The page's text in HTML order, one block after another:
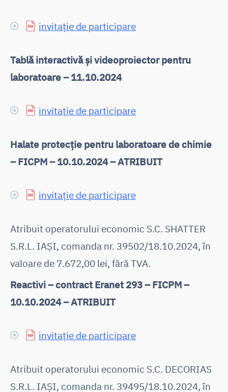
invitație de participare
Tablă interactivă și videoproiector pentru
laboratoare – 11.10.2024
invitație de participare
Halate protecție pentru laboratoare de chimie
– FICPM – 10.10.2024 – ATRIBUIT
invitație de participare
Atribuit operatorului economic S.C. SHATTER
S.R.L. IAȘI, comanda nr. 39502/18.10.2024, în
valoare de 7.672,00 lei, fără TVA.
Reactivi – contract Eranet 293 – FICPM –
10.10.2024 – ATRIBUIT
invitație de participare
Atribuit operatorului economic S.C. DECORIAS
S.R.L. IAȘI, comanda nr. 39495/18.10.2024, în